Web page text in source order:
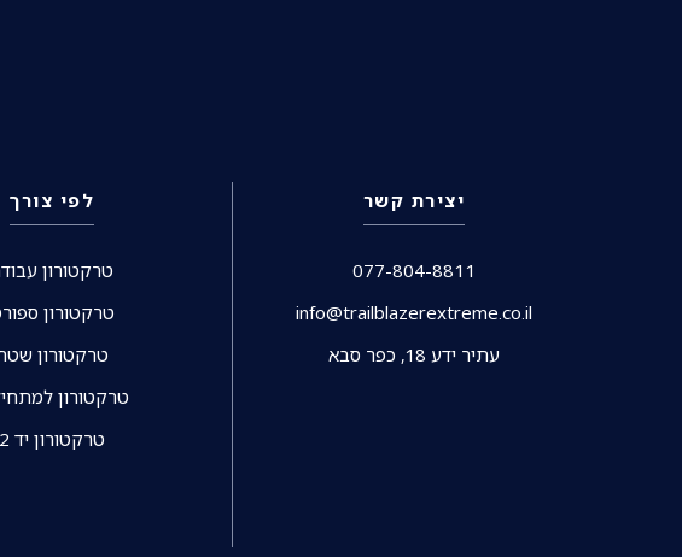
יצירת קשר
077-804-8811
info@trailblazerextreme.co.il
עתיר ידע 18, כפר סבא
לפי צורך
טרקטורון
טרקטורון
טרקטורון
טרקטורון
טרקטורון יד 2